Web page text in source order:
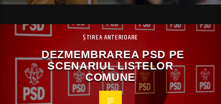
ȘTIREA ANTERIOARE
DEZMEMBRAREA PSD PE
SCENARIUL LISTELOR
COMUNE